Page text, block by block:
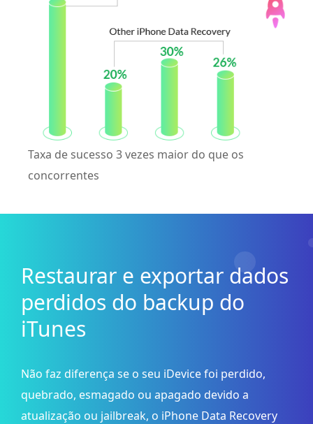
Taxa de sucesso 3 vezes maior do que os
concorrentes
Restaurar e exportar dados
perdidos do backup do
iTunes
Não faz diferença se o seu iDevice foi perdido,
quebrado, esmagado ou apagado devido a
atualização ou jailbreak, o iPhone Data Recovery